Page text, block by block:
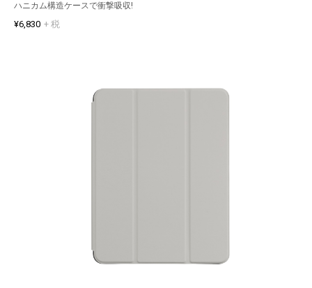
ハニカム構造ケースで衝撃吸収!
¥6,830 + 税